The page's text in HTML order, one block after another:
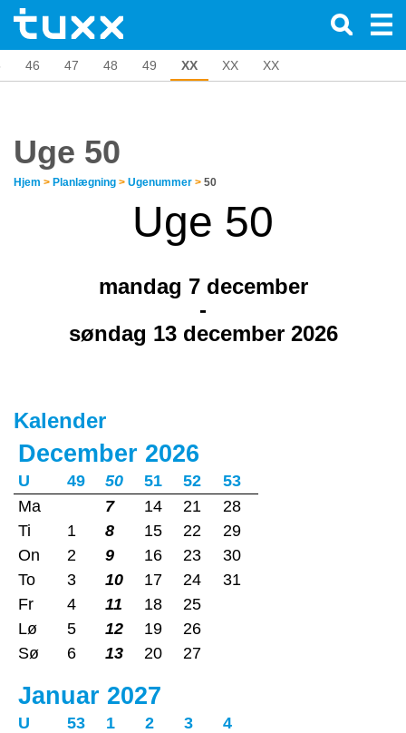
46 47 48 49 XX XX XX
Uge 50
Hjem > Planlægning > Ugenummer > 50
Uge 50
mandag 7 december
-
søndag 13 december 2026
Kalender
December 2026
U 49 50 51 52
53
Ma
7 14 21
28
Ti
1 8 15 22
29
On
2 9 16 23
30
To
3 10 17 24
31
Fr
4 11 18
25
Lø
5 12 19
26
Sø
6 13 20 27
Januar 2027
U 53 1 2 3
4